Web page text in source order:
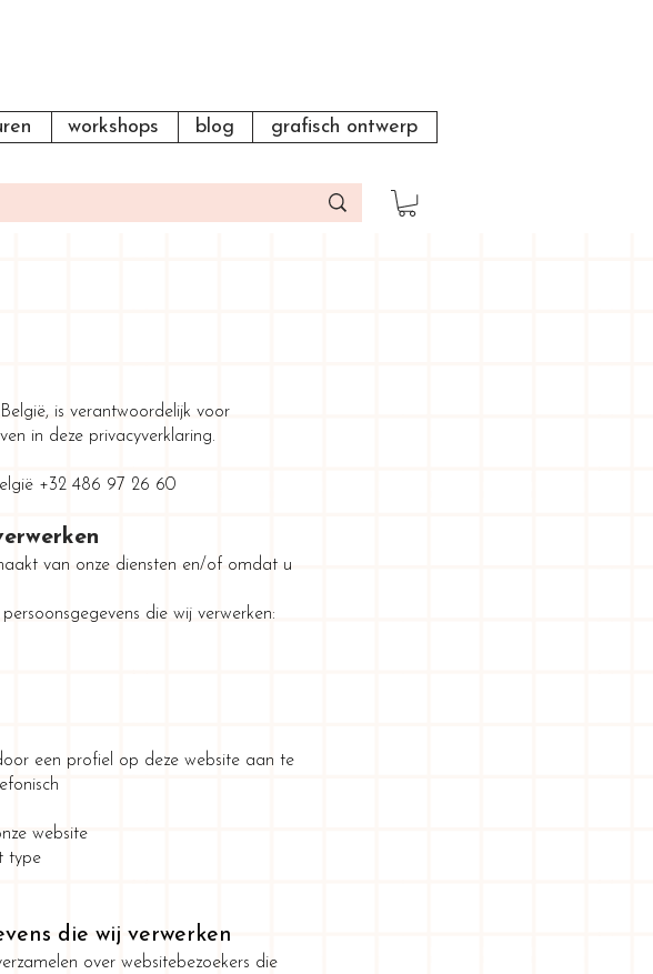
workshops blog grafisch ontwerp
is verantwoordelijk voor
in deze privacyverklaring.
+32 486 97 26 60
van onze diensten en/of omdat u
die wij verwerken:
een profiel op deze website aan te
website
type
die wij verwerken
over websitebezoekers die